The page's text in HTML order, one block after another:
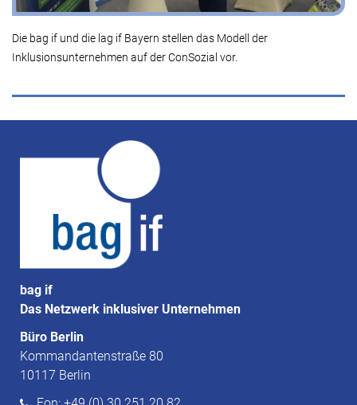
Die bag if und die lag if Bayern stellen das Modell der
Inklusionsunternehmen auf der ConSozial vor.
bag if
Das Netzwerk inklusiver Unternehmen
Büro Berlin
Kommandantenstraße 80
10117 Berlin